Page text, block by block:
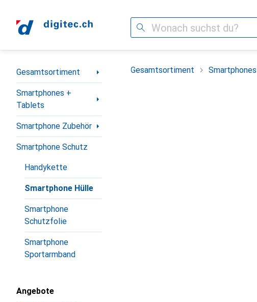
Suche
Navigation nach Kategorien
Gesamtsortiment
Smartphones +
Tablets
Smartphone Zubehör
Smartphone Schutz
Handykette
Smartphone Hülle
Smartphone
Schutzfolie
Smartphone
Sportarmband
Angebote
Gesamtsortiment